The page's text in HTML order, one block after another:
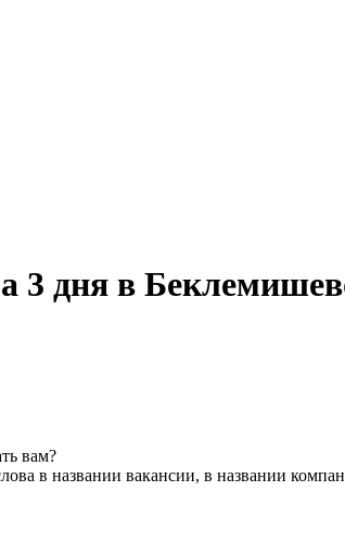
3 дня в
вам?
в названии вакансии, в названии